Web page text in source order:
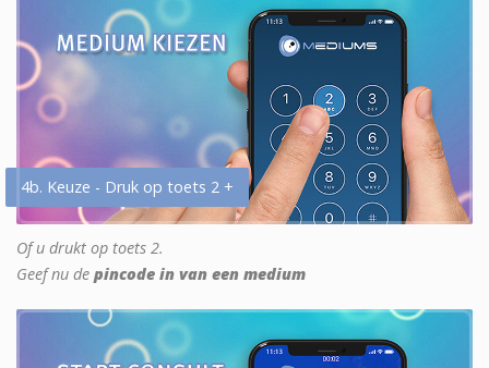
4b. Keuze - Druk op toets 2 +
Of u drukt op toets 2.
Geef nu de pincode in van een medium